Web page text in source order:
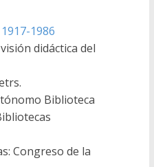
1986
didáctica del
Biblioteca
Congreso de la